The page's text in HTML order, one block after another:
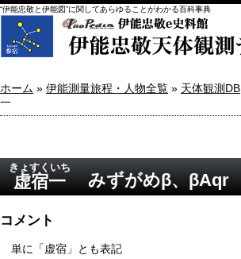
“伊能忠敬と伊能図”に関してあらゆることがわかる百科事典
ホーム » 伊能測量旅程・人物全覧 » 天体観測DB
一
虚宿一
きょすくいち
みずがめβ、βAqr
コメント
単に「虚宿」とも表記